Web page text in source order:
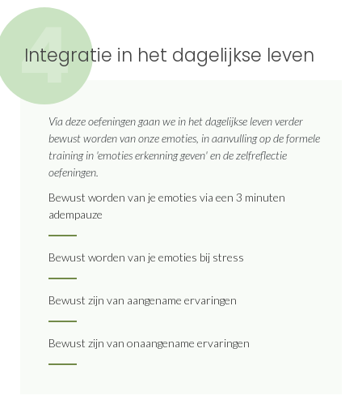
4
Integratie in het dagelijkse leven
Via deze oefeningen gaan we in het dagelijkse leven verder
bewust worden van onze emoties, in aanvulling op de formele
training in 'emoties erkenning geven' en de zelfreflectie
oefeningen.
Bewust worden van je emoties via een 3 minuten
adempauze
Bewust worden van je emoties bij stress
Bewust zijn van aangename ervaringen
Bewust zijn van onaangename ervaringen